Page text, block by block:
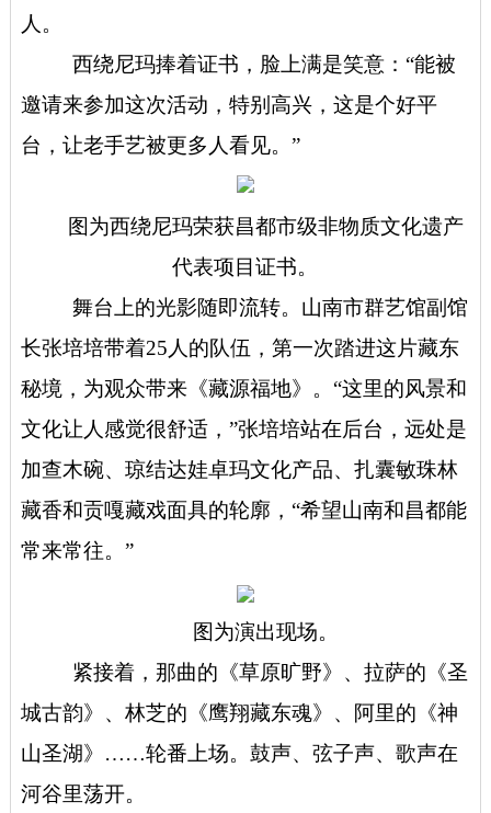
人。
西绕尼玛捧着证书，脸上满是笑意：“能被
邀请来参加这次活动，特别高兴，这是个好平
台，让老手艺被更多人看见。”
图为西绕尼玛荣获昌都市级非物质文化遗产
代表项目证书。
舞台上的光影随即流转。山南市群艺馆副馆
长张培培带着25人的队伍，第一次踏进这片藏东
秘境，为观众带来《藏源福地》。“这里的风景和
文化让人感觉很舒适，”张培培站在后台，远处是
加查木碗、琼结达娃卓玛文化产品、扎囊敏珠林
藏香和贡嘎藏戏面具的轮廓，“希望山南和昌都能
常来常往。”
图为演出现场。
紧接着，那曲的《草原旷野》、拉萨的《圣
城古韵》、林芝的《鹰翔藏东魂》、阿里的《神
山圣湖》……轮番上场。鼓声、弦子声、歌声在
河谷里荡开。